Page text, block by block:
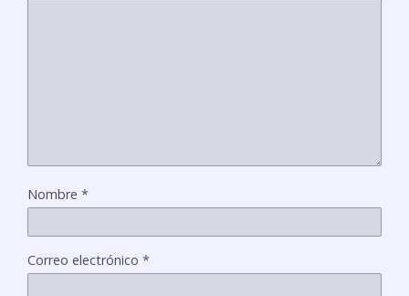
Nombre *
Correo electrónico *